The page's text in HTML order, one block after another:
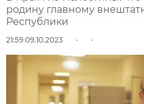
родину главному
Республики
21:59 09.10.2023